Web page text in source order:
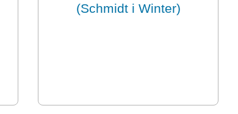
(Schmidt і Winter)